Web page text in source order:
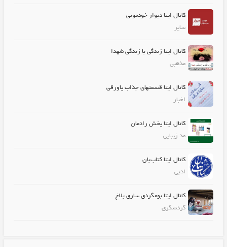
کانال ایتا دیوار خودمونی
سایر
کانال ایتا زندگی با زندگی شهدا
مذهبی
کانال ایتا قسمتهای جذاب پاورقی
اخبار
کانال ایتا پخش رادمان
مد زیبایی
کانال ایتا کتاب‌بان
ادبی
کانال ایتا بومگردی ساری بلاغ
گردشگری